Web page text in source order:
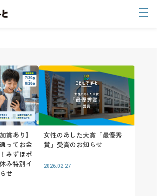
賞あり】
ってお金
みずほポ
み特別イ
せ
女性のあした大賞「最優秀
賞」受賞のお知らせ
2026.02.27